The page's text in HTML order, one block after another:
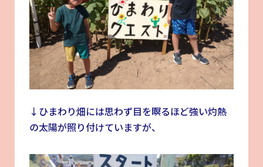
↓ひまわり畑には思わず目を瞑るほど強い灼熱
の太陽が照り付けていますが、